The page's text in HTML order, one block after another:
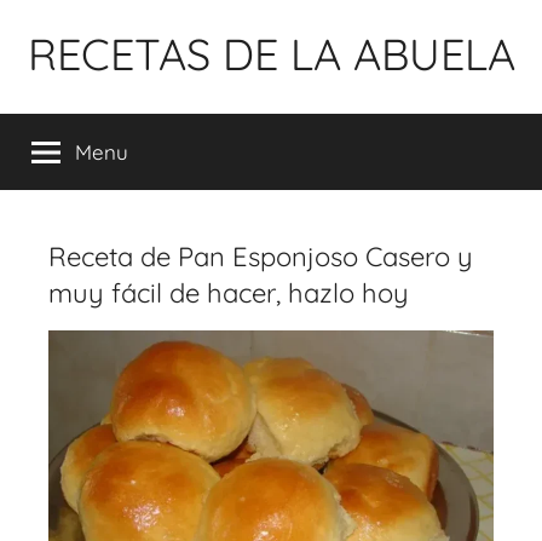
para
conteúdo
RECETAS DE LA ABUELA
Menu
Receta de Pan Esponjoso Casero y
muy fácil de hacer, hazlo hoy